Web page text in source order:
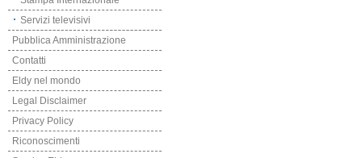
Servizi televisivi
Pubblica Amministrazione
Contatti
Eldy nel mondo
Legal Disclaimer
Privacy Policy
Riconoscimenti